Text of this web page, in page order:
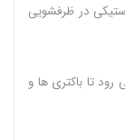
در ظرفشویی
تا باکتری ها و